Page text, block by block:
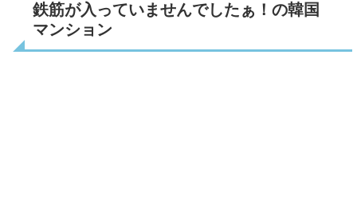
鉄筋が入っていませんでしたぁ！の韓国
マンション